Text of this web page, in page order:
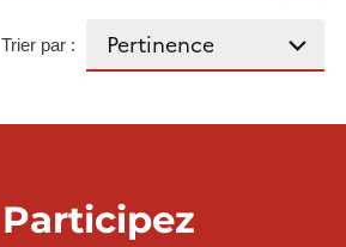
Trier par :
Participez